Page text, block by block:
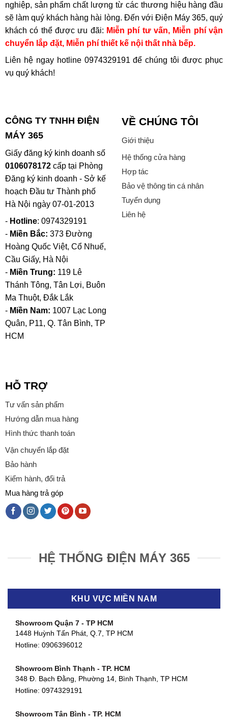
nghiệp, sản phẩm chất lượng từ các thương hiệu hàng đầu
sẽ làm quý khách hàng hài lòng. Đến với Điện Máy 365, quý
khách có thể được ưu đãi: Miễn phí tư vấn, Miễn phí vận
chuyển lắp đặt, Miễn phí thiết kế nội thất nhà bếp.
Liên hệ ngay hotline 0974329191 để chúng tôi được phục
vụ quý khách!
CÔNG TY TNHH ĐIỆN
MÁY 365
Giấy đăng ký kinh doanh số
0106078172cấp tại Phòng
Đăng ký kinh doanh - Sở kế
hoạch Đầu tư Thành phố
Hà Nội ngày 07-01-2013
- Hotline: 0974329191
- Miền Bắc: 373 Đường
Hoàng Quốc Việt, Cổ Nhuế,
Cầu Giấy, Hà Nội
- Miền Trung: 119 Lê
Thánh Tông, Tân Lợi, Buôn
Ma Thuột, Đắk Lắk
- Miền Nam: 1007 Lạc Long
Quân, P11, Q. Tân Bình, TP
HCM
VỀ CHÚNG TÔI
Giới thiệu
Hệ thống cửa hàng
Hợp tác
Bảo vệ thông tin cá nhân
Tuyển dụng
Liên hệ
HỖ TRỢ
Tư vấn sản phẩm
Hướng dẫn mua hàng
Hình thức thanh toán
Vận chuyển lắp đặt
Bảo hành
Kiểm hành, đổi trả
Mua hàng trả góp
HỆ THỐNG ĐIỆN MÁY 365
KHU VỰC MIỀN NAM
Showroom Quận 7 - TP HCM
1448 Huỳnh Tấn Phát, Q.7, TP HCM
Hotline: 0906396012
Showroom Bình Thạnh - TP. HCM
348 Đ. Bạch Đằng, Phường 14, Bình Thạnh, TP HCM
Hotline: 0974329191
Showroom Tân Bình - TP. HCM